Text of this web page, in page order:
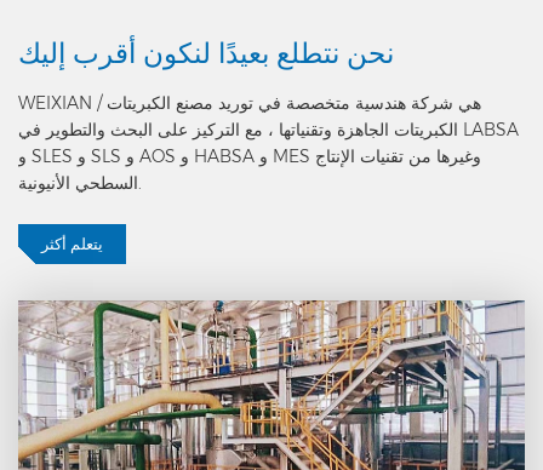
المستخدم ، ثم تعود إلى خزان
نحن نتطلع بعيدًا لنكون أقرب إليك
WEIXIAN هي شركة هندسية متخصصة في توريد مصنع الكبريتات /
الكبريتات الجاهزة وتقنياتها ، مع التركيز على البحث والتطوير في LABSA
و SLES و SLS و AOS و HABSA و MES وغيرها من تقنيات الإنتاج
السطحي الأنيونية.
يتعلم أكثر